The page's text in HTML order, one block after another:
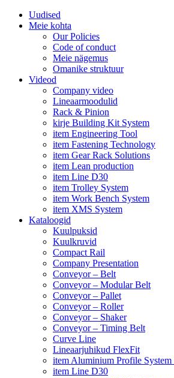
Uudised
Meie kohta
Our Policies
Code of conduct
Meie nägemus
Omanike struktuur
Videod
Company video
Lineaarmoodulid
Rack & Pinion
kirje Building Kit System
item Engineering Tool
item Fastening Technology
item Gear Rack Solutions
item Lean production
item Line D30
item Trolley System
item Work Bench System
item XMS System
Kataloogid
Kuulpuksid
Kuulkruvid
Compact Rail
Company Presentation
Conveyor – Belt
Conveyor – Modular Belt
Conveyor – Pallet
Conveyor – Roller
Conveyor – Shaker
Conveyor – Timing Belt
Curve Line
Lineaarjuhikud FlexFit
item Aluminium Profile
item Line D30